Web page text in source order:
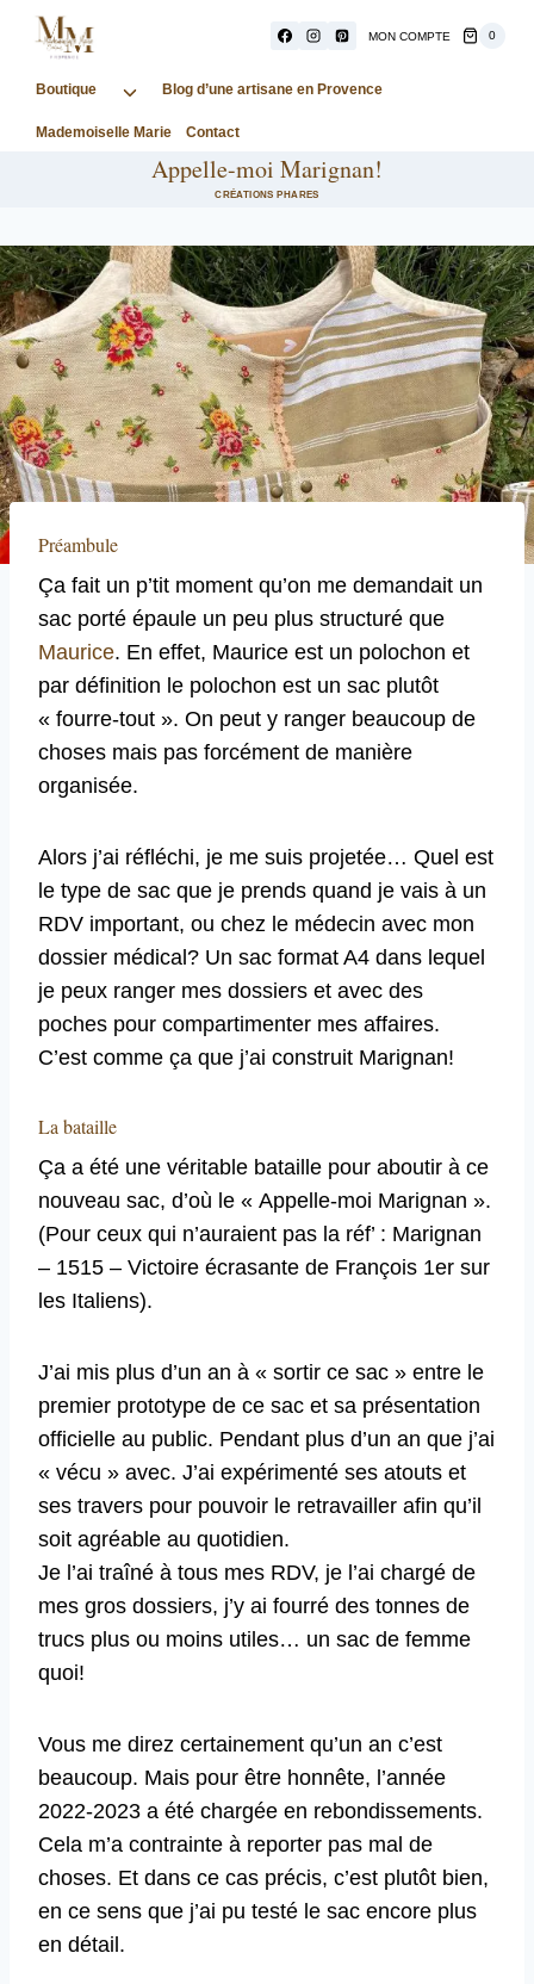
contenu
MON COMPTE 0
Boutique
Ouvrir/fermer
menu
enfant
Blog d’une artisane en Provence
Mademoiselle Marie Contact
Appelle-moi Marignan!
CRÉATIONS PHARES
Préambule
Ça fait un p’tit moment qu’on me demandait un
sac porté épaule un peu plus structuré que
Maurice. En effet, Maurice est un polochon et
par définition le polochon est un sac plutôt
« fourre-tout ». On peut y ranger beaucoup de
choses mais pas forcément de manière
organisée.
Alors j’ai réfléchi, je me suis projetée… Quel est
le type de sac que je prends quand je vais à un
RDV important, ou chez le médecin avec mon
dossier médical? Un sac format A4 dans lequel
je peux ranger mes dossiers et avec des
poches pour compartimenter mes affaires.
C’est comme ça que j’ai construit Marignan!
La bataille
Ça a été une véritable bataille pour aboutir à ce
nouveau sac, d’où le « Appelle-moi Marignan ».
(Pour ceux qui n’auraient pas la réf’ : Marignan
– 1515 – Victoire écrasante de François 1er sur
les Italiens).
J’ai mis plus d’un an à « sortir ce sac » entre le
premier prototype de ce sac et sa présentation
officielle au public. Pendant plus d’un an que j’ai
« vécu » avec. J’ai expérimenté ses atouts et
ses travers pour pouvoir le retravailler afin qu’il
soit agréable au quotidien.
Je l’ai traîné à tous mes RDV, je l’ai chargé de
mes gros dossiers, j’y ai fourré des tonnes de
trucs plus ou moins utiles… un sac de femme
quoi!
Vous me direz certainement qu’un an c’est
beaucoup. Mais pour être honnête, l’année
2022-2023 a été chargée en rebondissements.
Cela m’a contrainte à reporter pas mal de
choses. Et dans ce cas précis, c’est plutôt bien,
en ce sens que j’ai pu testé le sac encore plus
en détail.